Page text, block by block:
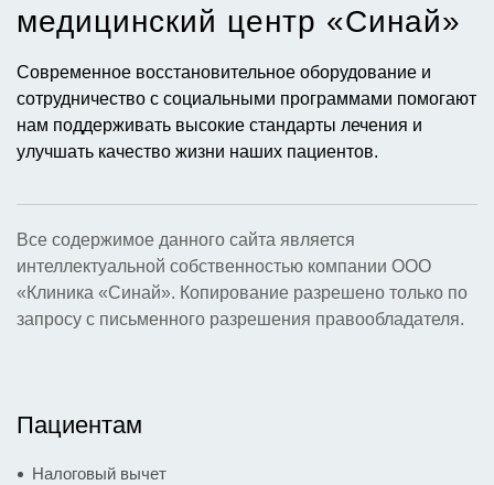
медицинский центр «Синай»​
Современное восстановительное оборудование и
сотрудничество с социальными программами помогают
нам поддерживать высокие стандарты лечения и
улучшать качество жизни наших пациентов.
Все содержимое данного сайта является
интеллектуальной собственностью компании ООО
«Клиника «Синай». Копирование разрешено только по
запросу с письменного разрешения правообладателя.
Пациентам
Налоговый вычет